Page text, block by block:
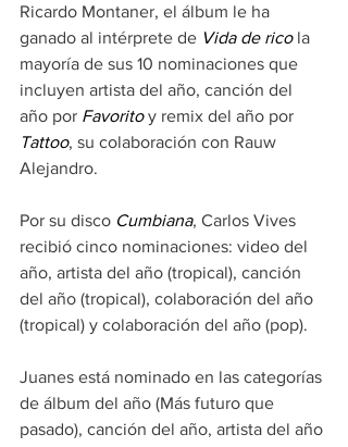
Ricardo Montaner, el álbum le ha
ganado al intérprete de Vida de rico la
mayoría de sus 10 nominaciones que
incluyen artista del año, canción del
año por Favorito y remix del año por
Tattoo, su colaboración con Rauw
Alejandro.
Por su disco Cumbiana, Carlos Vives
recibió cinco nominaciones: video del
año, artista del año (tropical), canción
del año (tropical), colaboración del año
(tropical) y colaboración del año (pop).
Juanes está nominado en las categorías
de álbum del año (Más futuro que
pasado), canción del año, artista del año